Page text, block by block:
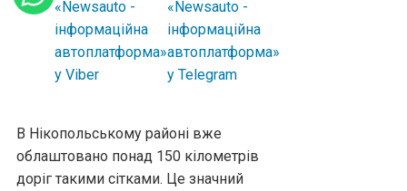
В Нікопольському районі вже
облаштовано понад 150 кілометрів
доріг такими сітками. Це значний